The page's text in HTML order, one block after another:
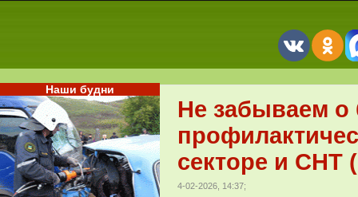
Не забываем о
секторе и СНТ
4-02-2026, 14:37;
Наши будни